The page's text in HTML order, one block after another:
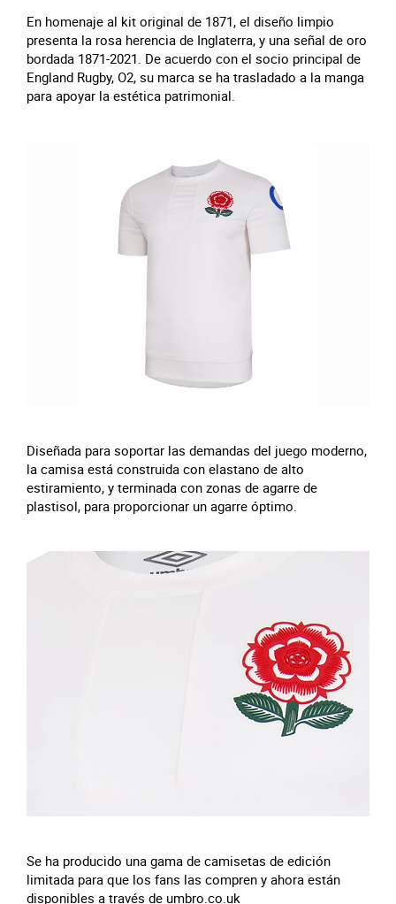
En homenaje al kit original de 1871, el diseño limpio
presenta la rosa herencia de Inglaterra, y una señal de oro
bordada 1871-2021. De acuerdo con el socio principal de
England Rugby, O2, su marca se ha trasladado a la manga
para apoyar la estética patrimonial.
Diseñada para soportar las demandas del juego moderno,
la camisa está construida con elastano de alto
estiramiento, y terminada con zonas de agarre de
plastisol, para proporcionar un agarre óptimo.
Se ha producido una gama de camisetas de edición
limitada para que los fans las compren y ahora están
disponibles a través de umbro.co.uk